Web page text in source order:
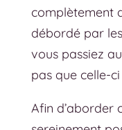
complètement
débordé par
vous passiez
pas que celle-
Afin d’aborder